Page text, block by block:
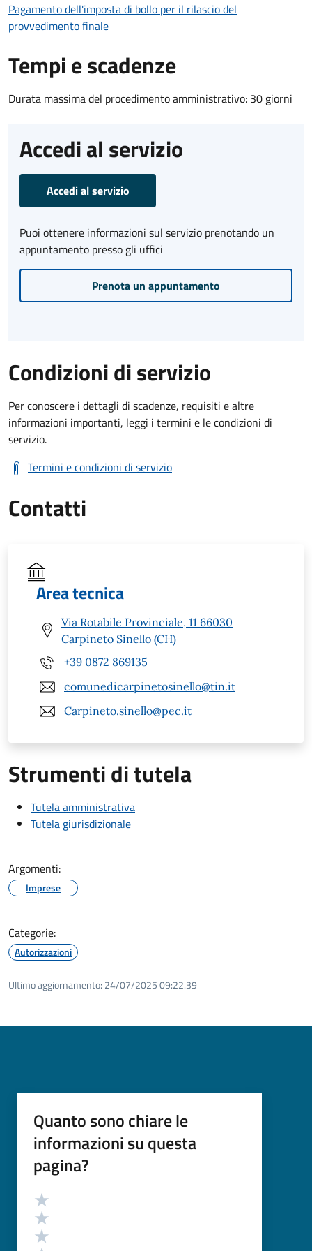
Pagamento dell'imposta di bollo per il rilascio del
provvedimento finale
Tempi e scadenze
Durata massima del procedimento amministrativo: 30 giorni
Accedi al servizio
Accedi al servizio
Puoi ottenere informazioni sul servizio prenotando un
appuntamento presso gli uffici
Prenota un appuntamento
Condizioni di servizio
Per conoscere i dettagli di scadenze, requisiti e altre
informazioni importanti, leggi i termini e le condizioni di
servizio.
Termini e condizioni di servizio
Contatti
Area tecnica
Via Rotabile Provinciale, 11 66030
Carpineto Sinello (CH)
+39 0872 869135
comunedicarpinetosinello@tin.it
Carpineto.sinello@pec.it
Strumenti di tutela
Tutela amministrativa
Tutela giurisdizionale
Argomenti:
Imprese
Categorie:
Autorizzazioni
Ultimo aggiornamento: 24/07/2025 09:22.39
Quanto sono chiare le
informazioni su questa
pagina?
Valutazione